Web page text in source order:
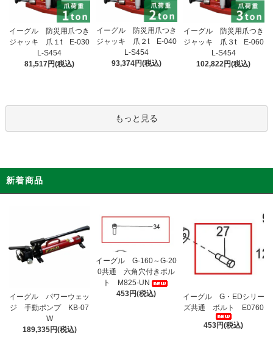
イーグル 防災用爪つき
ジャッキ 爪１t E-030
L-S454
81,517円(税込)
イーグル 防災用爪つき
ジャッキ 爪２t E-040
L-S454
93,374円(税込)
イーグル 防災用爪つき
ジャッキ 爪３t E-060
L-S454
102,822円(税込)
もっと見る
新着商品
イーグル パワーウェッ
ジ 手動ポンプ KB-07
W
189,335円(税込)
イーグル G-160～G-20
0共通 六角穴付きボル
ト M825-UN
453円(税込)
イーグル G・EDシリー
ズ共通 ボルト E0760
453円(税込)